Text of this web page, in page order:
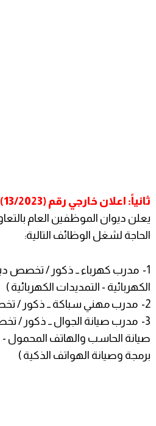
ثانياً: اعلان خارجي رقم (13/2023)
يعلن ديوان الموظفين العام
الحاجة لشغل الوظائف التالية:
1- مدرب كهرباء ــ ذكور / تخصص
الكهربائية - التمديدات الكهربائية )
2- مدرب مهني سباكة ــ ذكور / تخصص دبلوم مهني سباكة .
3- مدرب صيانة الجوال ــ ذكور
صيانة الحاسب والهاتف المحمول -
برمجة وصيانة الهواتف الذكية )